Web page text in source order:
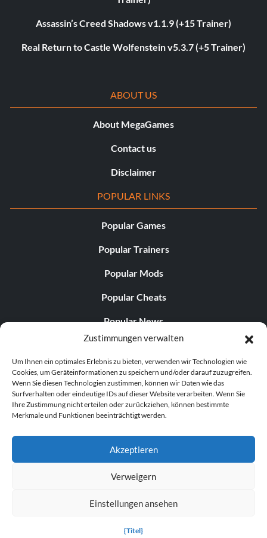
Zustimmungen verwalten
Um Ihnen ein optimales Erlebnis zu bieten, verwenden wir Technologien wie
Cookies, um Geräteinformationen zu speichern und/oder darauf zuzugreifen.
Wenn Sie diesen Technologien zustimmen, können wir Daten wie das
Surfverhalten oder eindeutige IDs auf dieser Website verarbeiten. Wenn Sie
Ihre Zustimmung nicht erteilen oder zurückziehen, können bestimmte
Merkmale und Funktionen beeinträchtigt werden.
Akzeptieren
Verweigern
Einstellungen ansehen
{Titel}
Assassin’s Creed Shadows v1.1.9 (+15 Trainer)
Real Return to Castle Wolfenstein v5.3.7 (+5 Trainer)
ABOUT US
About MegaGames
Contact us
Disclaimer
POPULAR LINKS
Popular Games
Popular Trainers
Popular Mods
Popular Cheats
Popular News
Popular Editorials
Popular Free Games
LATEST UPDATES
© 1998–2026 MegaGames.com All rights reserved
Settings